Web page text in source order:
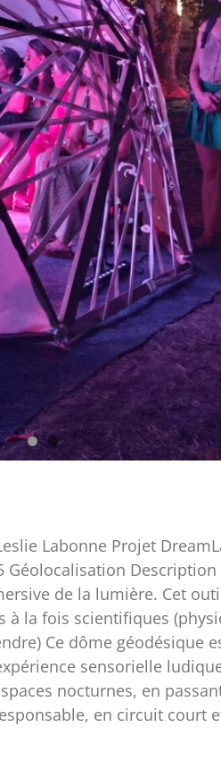
Labonne Projet
Description
de la lumière. Cet
la fois scientifiques
Ce dôme géodésique
sensorielle
nocturnes, en
en circuit court